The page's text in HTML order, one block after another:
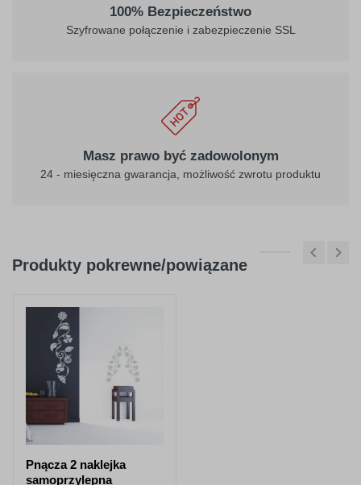
100% Bezpieczeństwo
Szyfrowane połączenie i zabezpieczenie SSL
Masz prawo być zadowolonym
24 - miesięczna gwarancja, możliwość zwrotu produktu
Produkty pokrewne/powiązane
Pnącza 2 naklejka
samoprzylepna